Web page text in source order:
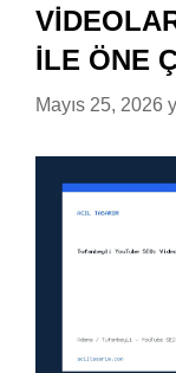
ILE ÖNE
Mayıs 25, 2026